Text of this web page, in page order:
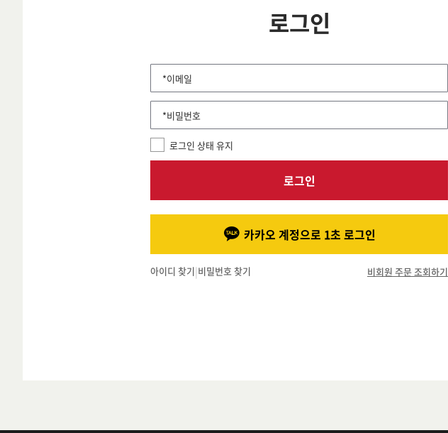
로그인
*이메일
*비밀번호
로그인 상태 유지
로그인
카카오 계정으로 1초 로그인
아이디 찾기|비밀번호 찾기 비회원 주문 조회하기